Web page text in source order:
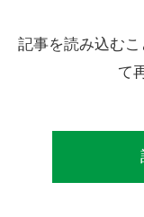
記事を読み込む
て